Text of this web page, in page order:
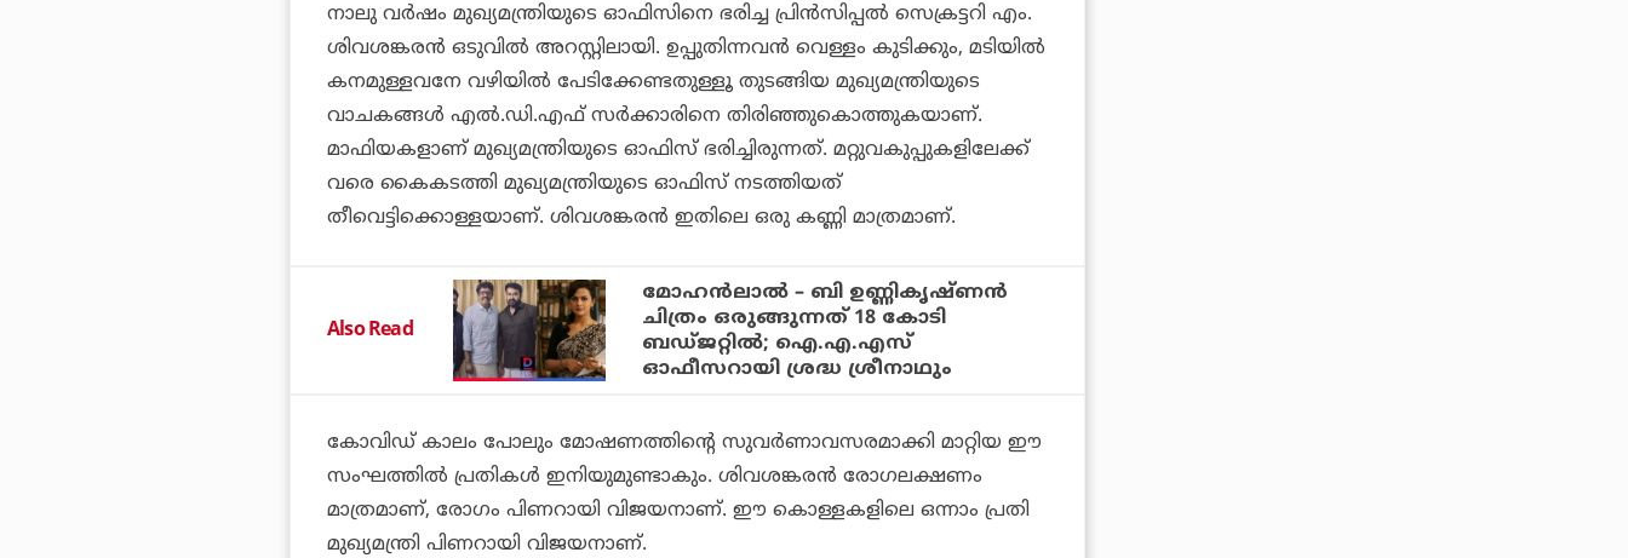
നാലു വര്‍ഷം മുഖ്യമന്ത്രിയുടെ ഓഫിസിനെ ഭരിച്ച പ്രിന്‍സിപ്പല്‍ സെക്രട്ടറി എം.
ശിവശങ്കരന്‍ ഒടുവില്‍ അറസ്റ്റിലായി. ഉപ്പുതിന്നവന്‍ വെള്ളം കുടിക്കും, മടിയില്‍
കനമുള്ളവനേ വഴിയില്‍ പേടിക്കേണ്ടതുള്ളൂ തുടങ്ങിയ മുഖ്യമന്ത്രിയുടെ
വാചകങ്ങള്‍ എല്‍.ഡി.എഫ് സര്‍ക്കാരിനെ തിരിഞ്ഞുകൊത്തുകയാണ്.
മാഫിയകളാണ് മുഖ്യമന്ത്രിയുടെ ഓഫിസ് ഭരിച്ചിരുന്നത്. മറ്റുവകുപ്പുകളിലേക്ക്
വരെ കൈകടത്തി മുഖ്യമന്ത്രിയുടെ ഓഫിസ് നടത്തിയത്
തീവെട്ടിക്കൊള്ളയാണ്. ശിവശങ്കരന്‍ ഇതിലെ ഒരു കണ്ണി മാത്രമാണ്.
Also Read
മോഹന്‍ലാല്‍ – ബി ഉണ്ണികൃഷ്ണന്‍
ചിത്രം ഒരുങ്ങുന്നത് 18 കോടി
ബഡ്ജറ്റില്‍; ഐ.എ.എസ്
ഓഫീസറായി ശ്രദ്ധ ശ്രീനാഥും
കോവിഡ് കാലം പോലും മോഷണത്തിന്റെ സുവര്‍ണാവസരമാക്കി മാറ്റിയ ഈ
സംഘത്തില്‍ പ്രതികള്‍ ഇനിയുമുണ്ടാകും. ശിവശങ്കരന്‍ രോഗലക്ഷണം
മാത്രമാണ്, രോഗം പിണറായി വിജയനാണ്. ഈ കൊള്ളകളിലെ ഒന്നാം പ്രതി
മുഖ്യമന്ത്രി പിണറായി വിജയനാണ്.